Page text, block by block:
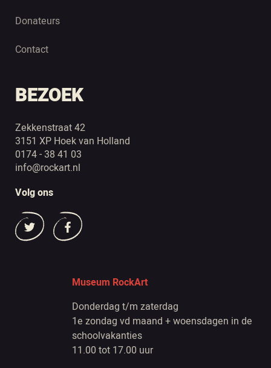
Donateurs
Contact
BEZOEK
Zekkenstraat 42
3151 XP Hoek van Holland
0174 - 38 41 03
info@rockart.nl
Volg ons
Museum RockArt
Donderdag t/m zaterdag
1e zondag vd maand + woensdagen in de
schoolvakanties
11.00 tot 17.00 uur